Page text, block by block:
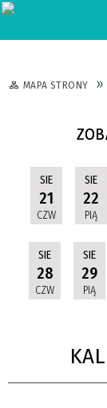
MAPA STRONY
SIE
21
CZW
SIE
22
PIĄ
SIE
28
CZW
SIE
29
PIĄ